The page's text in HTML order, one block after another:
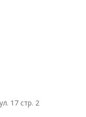
17 стр. 2